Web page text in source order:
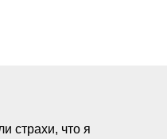
страхи, что я